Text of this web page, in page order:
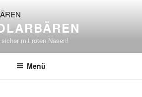
mit roten Nasen!
Menü